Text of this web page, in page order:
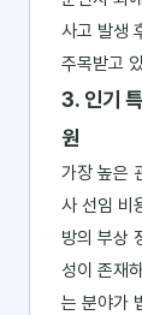
사고 발생
주목받고
3. 인기
원
가장 높은
사 선임 비
방의 부상
성이 존재
는 분야가